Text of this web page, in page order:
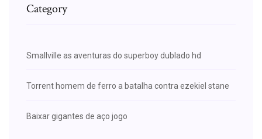
Category
Smallville as aventuras do superboy dublado hd
Torrent homem de ferro a batalha contra ezekiel stane
Baixar gigantes de aço jogo